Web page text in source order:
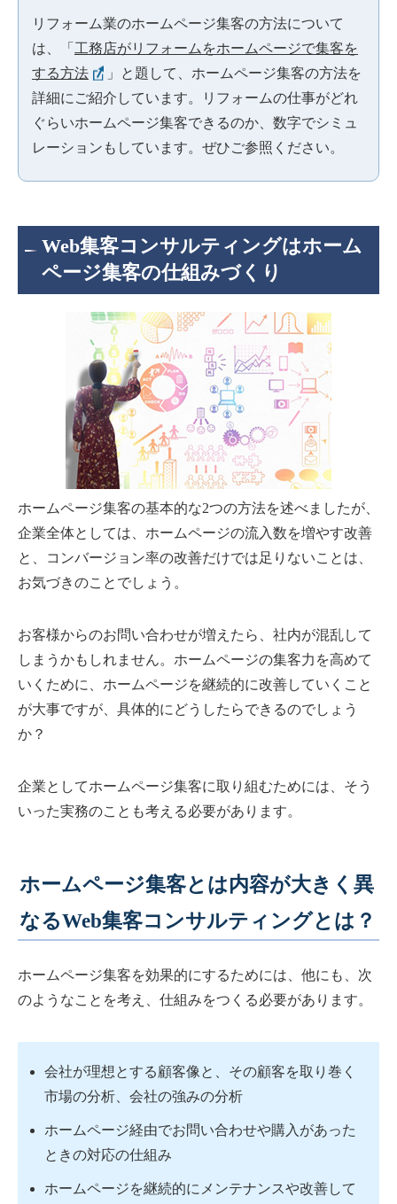
リフォーム業のホームページ集客の方法について
は、「 工務店がリフォームをホームページで集客を
する方法
」と題して、ホームページ集客の方法を
詳細にご紹介しています。リフォームの仕事がどれ
ぐらいホームページ集客できるのか、数字でシミュ
レーションもしています。ぜひご参照ください。
Web集客コンサルティングはホーム
ページ集客の仕組みづくり
ホームページ集客の基本的な2つの方法を述べましたが、
企業全体としては、ホームページの流入数を増やす改善
と、コンバージョン率の改善だけでは足りないことは、
お気づきのことでしょう。
お客様からのお問い合わせが増えたら、社内が混乱して
しまうかもしれません。ホームページの集客力を高めて
いくために、ホームページを継続的に改善していくこと
が大事ですが、具体的にどうしたらできるのでしょう
か？
企業としてホームページ集客に取り組むためには、そう
いった実務のことも考える必要があります。
ホームページ集客とは内容が大きく異
なるWeb集客コンサルティングとは？
ホームページ集客を効果的にするためには、他にも、次
のようなことを考え、仕組みをつくる必要があります。
会社が理想とする顧客像と、その顧客を取り巻く
市場の分析、会社の強みの分析
ホームページ経由でお問い合わせや購入があった
ときの対応の仕組み
ホームページを継続的にメンテナンスや改善して